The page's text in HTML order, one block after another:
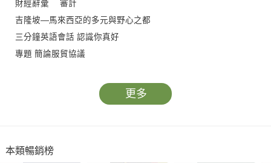
財經辭彙 審計
吉隆坡—馬來西亞的多元與野心之都
三分鐘英語會話 認識你真好
專題 簡論服貿協議
辦公室會話 用英語慶祝聖誕節
商務寫作學院 年節祝賀信英語寫作
社交/生活 看電影學英語
更多
本類暢銷榜